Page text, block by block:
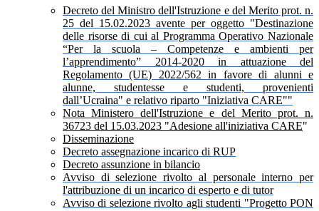
Decreto del Ministro dell'Istruzione e del Merito prot. n.
25 del 15.02.2023 avente per oggetto "Destinazione
delle risorse di cui al Programma Operativo Nazionale
“Per la scuola – Competenze e ambienti per
l’apprendimento” 2014-2020 in attuazione del
Regolamento (UE) 2022/562 in favore di alunni e
alunne, studentesse e studenti, provenienti
dall’Ucraina" e relativo riparto "Iniziativa CARE""
Nota Ministero dell'Istruzione e del Merito prot. n.
36723 del 15.03.2023 "Adesione all'iniziativa CARE"
Disseminazione
Decreto assegnazione incarico di RUP
Decreto assunzione in bilancio
Avviso di selezione rivolto al personale interno per
l'attribuzione di un incarico di esperto e di tutor
Avviso di selezione rivolto agli studenti "Progetto PON